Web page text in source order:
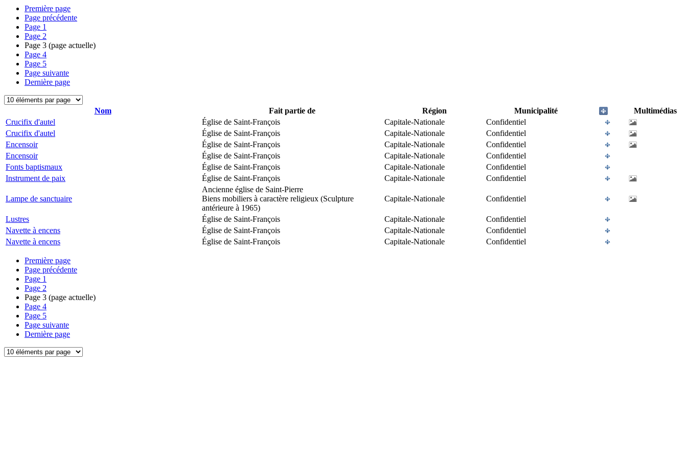
Première page
Page précédente
Page 1
Page 2
Page 3 (page actuelle)
Page 4
Page 5
Page suivante
Dernière page
Nom Fait partie de Région Municipalité
Multimédias
Crucifix d'autel
Église de Saint-François Capitale-Nationale
Confidentiel
Crucifix d'autel
Église de Saint-François Capitale-Nationale
Confidentiel
Encensoir
Église de Saint-François Capitale-Nationale
Confidentiel
Encensoir
Église de Saint-François Capitale-Nationale
Confidentiel
Fonts baptismaux
Église de Saint-François Capitale-Nationale
Confidentiel
Instrument de paix
Église de Saint-François Capitale-Nationale Confidentiel
Lampe de sanctuaire
Ancienne église de Saint-Pierre
Biens mobiliers à caractère religieux (Sculpture
antérieure à 1965)
Capitale-Nationale Confidentiel
Lustres Église de Saint-François Capitale-Nationale
Confidentiel
Navette à encens
Église de Saint-François Capitale-Nationale
Confidentiel
Navette à encens
Église de Saint-François Capitale-Nationale Confidentiel
Première page
Page précédente
Page 1
Page 2
Page 3 (page actuelle)
Page 4
Page 5
Page suivante
Dernière page